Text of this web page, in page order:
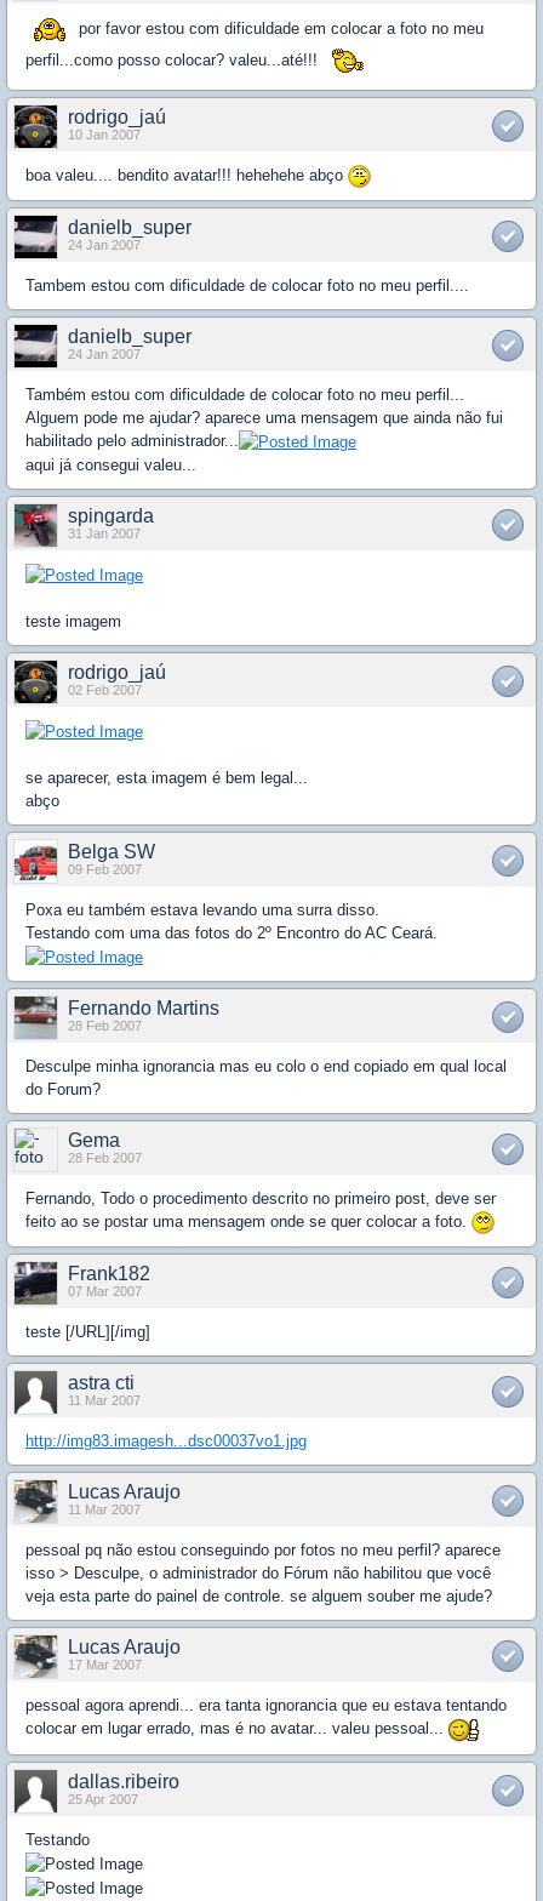
por favor estou com dificuldade em colocar a foto no meu
perfil...como posso colocar? valeu...até!!!
rodrigo_jaú
10 Jan 2007
boa valeu.... bendito avatar!!! hehehehe abço
danielb_super
24 Jan 2007
Tambem estou com dificuldade de colocar foto no meu perfil....
danielb_super
24 Jan 2007
Também estou com dificuldade de colocar foto no meu perfil...
Alguem pode me ajudar? aparece uma mensagem que ainda não fui
habilitado pelo administrador...
aqui já consegui valeu...
spingarda
31 Jan 2007
teste imagem
rodrigo_jaú
02 Feb 2007
se aparecer, esta imagem é bem legal...
abço
Belga SW
09 Feb 2007
Poxa eu também estava levando uma surra disso.
Testando com uma das fotos do 2º Encontro do AC Ceará.
Fernando Martins
28 Feb 2007
Desculpe minha ignorancia mas eu colo o end copiado em qual local
do Forum?
Gema
28 Feb 2007
Fernando, Todo o procedimento descrito no primeiro post, deve ser
feito ao se postar uma mensagem onde se quer colocar a foto.
Frank182
07 Mar 2007
teste [/URL][/img]
astra cti
11 Mar 2007
http://img83.imagesh...dsc00037vo1.jpg
Lucas Araujo
11 Mar 2007
pessoal pq não estou conseguindo por fotos no meu perfil? aparece
isso > Desculpe, o administrador do Fórum não habilitou que você
veja esta parte do painel de controle. se alguem souber me ajude?
Lucas Araujo
17 Mar 2007
pessoal agora aprendi... era tanta ignorancia que eu estava tentando
colocar em lugar errado, mas é no avatar... valeu pessoal...
dallas.ribeiro
25 Apr 2007
Testando